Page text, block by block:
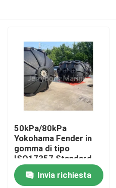
50kPa/80kPa
Yokohama Fender in
gomma di tipo
ISO17357 Standard
con protezione di alta
qualitàInvia richiesta